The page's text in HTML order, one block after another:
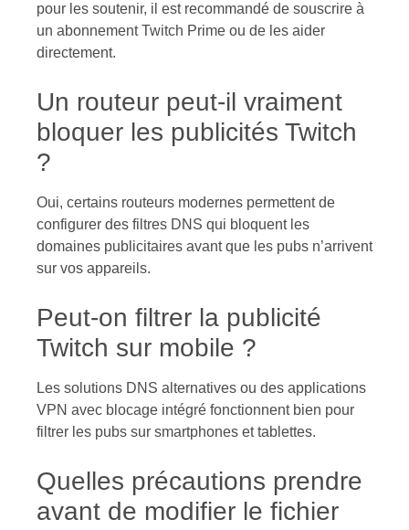
pour les soutenir, il est recommandé de souscrire à
un abonnement Twitch Prime ou de les aider
directement.
Un routeur peut-il vraiment
bloquer les publicités Twitch
?
Oui, certains routeurs modernes permettent de
configurer des filtres DNS qui bloquent les
domaines publicitaires avant que les pubs n’arrivent
sur vos appareils.
Peut-on filtrer la publicité
Twitch sur mobile ?
Les solutions DNS alternatives ou des applications
VPN avec blocage intégré fonctionnent bien pour
filtrer les pubs sur smartphones et tablettes.
Quelles précautions prendre
avant de modifier le fichier